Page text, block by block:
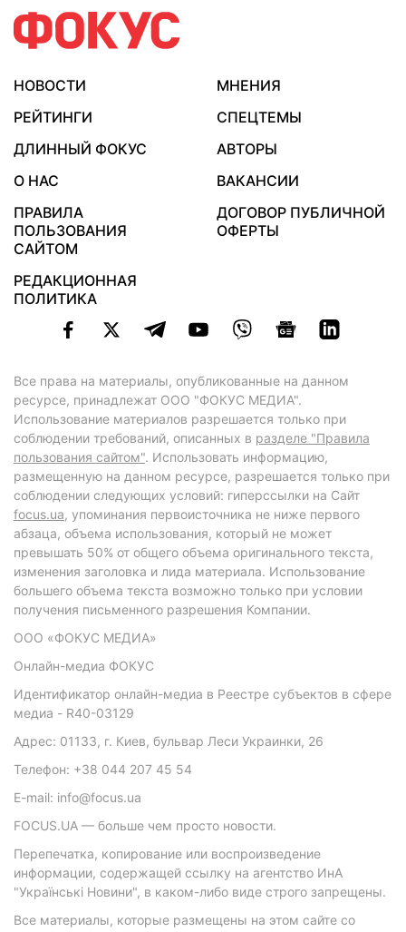
НОВОСТИ
МНЕНИЯ
РЕЙТИНГИ
СПЕЦТЕМЫ
ДЛИННЫЙ ФОКУС
АВТОРЫ
О НАС
ВАКАНСИИ
ПРАВИЛА
ПОЛЬЗОВАНИЯ
САЙТОМ
ДОГОВОР ПУБЛИЧНОЙ
ОФЕРТЫ
РЕДАКЦИОННАЯ
ПОЛИТИКА
Все права на материалы, опубликованные на данном
ресурсе, принадлежат ООО "ФОКУС МЕДИА".
Использование материалов разрешается только при
соблюдении требований, описанных в разделе "Правила
пользования сайтом". Использовать информацию,
размещенную на данном ресурсе, разрешается только при
соблюдении следующих условий: гиперссылки на Сайт
focus.ua, упоминания первоисточника не ниже первого
абзаца, объема использования, который не может
превышать 50% от общего объема оригинального текста,
изменения заголовка и лида материала. Использование
большего объема текста возможно только при условии
получения письменного разрешения Компании.
ООО «ФОКУС МЕДИА»
Онлайн-медиа ФОКУС
Идентификатор онлайн-медиа в Реестре субъектов в сфере
медиа - R40-03129
Адрес: 01133, г. Киев, бульвар Леси Украинки, 26
Телефон: +38 044 207 45 54
E-mail: info@focus.ua
FOCUS.UA — больше чем просто новости.
Перепечатка, копирование или воспроизведение
информации, содержащей ссылку на агентство ИнА
"Українські Новини", в каком-либо виде строго запрещены.
Все материалы, которые размещены на этом сайте со